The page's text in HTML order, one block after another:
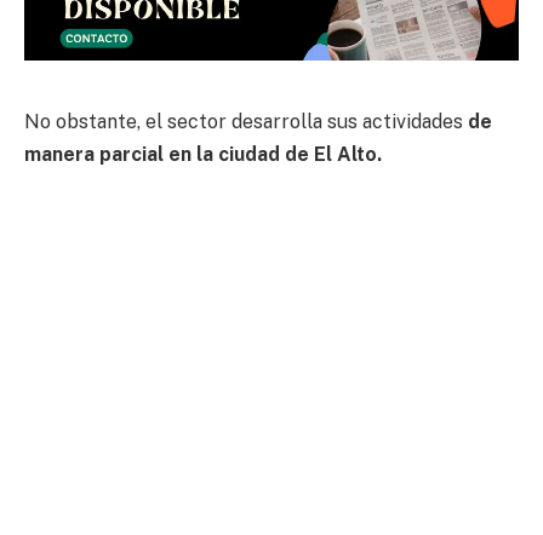
No obstante, el sector desarrolla sus actividades de
manera parcial en la ciudad de El Alto.